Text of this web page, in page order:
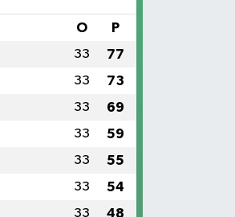
O P
33 77
33 73
33 69
33 59
33 55
33 54
33 48